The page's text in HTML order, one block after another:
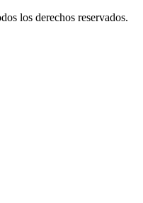
los derechos reservados.